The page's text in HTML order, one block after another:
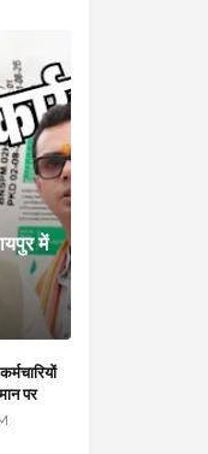
में
पर